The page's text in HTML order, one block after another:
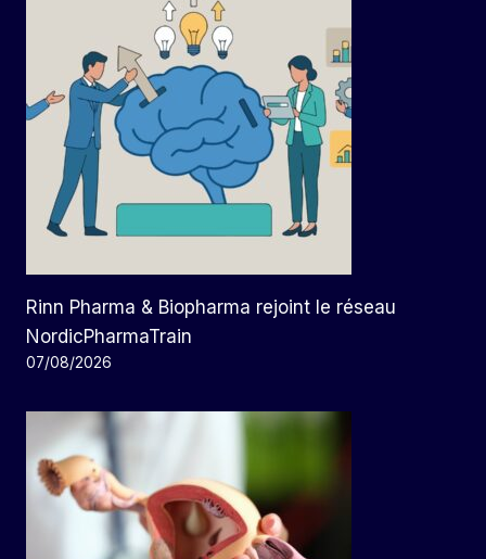
Rinn Pharma & Biopharma rejoint le réseau
NordicPharmaTrain
07/08/2026